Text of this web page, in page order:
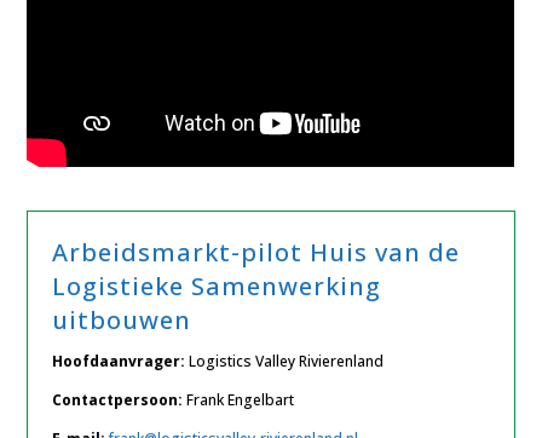
Arbeidsmarkt-pilot Huis van de
Logistieke Samenwerking
uitbouwen
Hoofdaanvrager: Logistics Valley Rivierenland
Contactpersoon:Frank Engelbart